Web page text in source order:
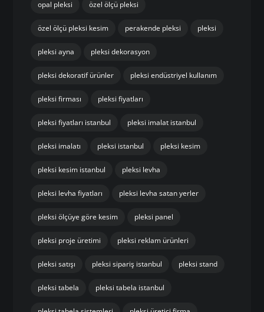
opal pleksi özel ölçü pleksi
özel ölçü pleksi kesim perakende pleksi pleksi
pleksi ayna pleksi dekorasyon
pleksi dekoratif ürünler pleksi endüstriyel kullanım
pleksi firması pleksi fiyatları
pleksi fiyatları istanbul pleksi imalat istanbul
pleksi imalatı pleksi istanbul pleksi kesim
pleksi kesim istanbul pleksi levha
pleksi levha fiyatları pleksi levha satan yerler
pleksi ölçüye göre kesim pleksi panel
pleksi proje üretimi pleksi reklam ürünleri
pleksi satışı pleksi sipariş istanbul pleksi stand
pleksi tabela pleksi tabela istanbul